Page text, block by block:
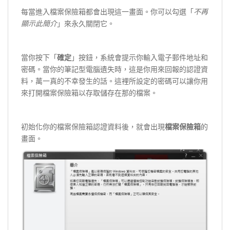
每當進入檔案保險箱都會出現這一畫面。你可以勾選「不再
顯示此簡介」來永久關閉它。
當你按下「確定 」按鈕，系統會提示你輸入電子郵件地址和
密碼。當你的筆記型電腦遺失時，這是你用來回報的認證資
料，萬一真的不幸發生的話。這裡所設定的密碼可以讓你用
來打開檔案保險箱以存取儲存在那的檔案。
初始化你的檔案保險箱認證資料後，就會出現檔案保險箱的
畫面。